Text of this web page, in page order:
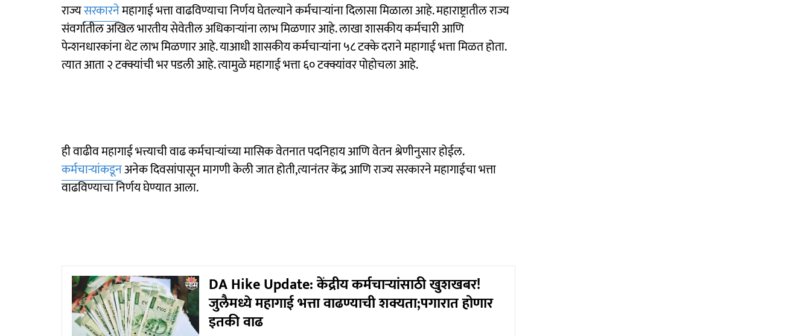
राज्यसरकारनेमहागाई भत्ता वाढविण्याचा निर्णय घेतल्याने कर्मचाऱ्यांना दिलासा मिळाला आहे. महाराष्ट्रातील राज्य
संवर्गातील अखिल भारतीय सेवेतील अधिकाऱ्यांना लाभ मिळणार आहे. लाखा शासकीय कर्मचारी आणि
पेन्शनधारकांना थेट लाभ मिळणार आहे. याआधी शासकीय कर्मचाऱ्यांना ५८ टक्के दराने महागाई भत्ता मिळत होता.
त्यात आता २ टक्क्यांची भर पडली आहे. त्यामुळे महागाई भत्ता ६० टक्क्यांवर पोहोचला आहे.
ही वाढीव महागाई भत्त्याची वाढ कर्मचाऱ्यांच्या मासिक वेतनात पदनिहाय आणि वेतन श्रेणीनुसार होईल.
कर्मचाऱ्यांकडूनअनेक दिवसांपासून मागणी केली जात होती,त्यानंतर केंद्र आणि राज्य सरकारने महागाईचा भत्ता
वाढविण्याचा निर्णय घेण्यात आला.
DA Hike Update: केंद्रीय कर्मचाऱ्यांसाठी खुशखबर!
जुलैमध्ये महागाई भत्ता वाढण्याची शक्यता;पगारात होणार
इतकी वाढ